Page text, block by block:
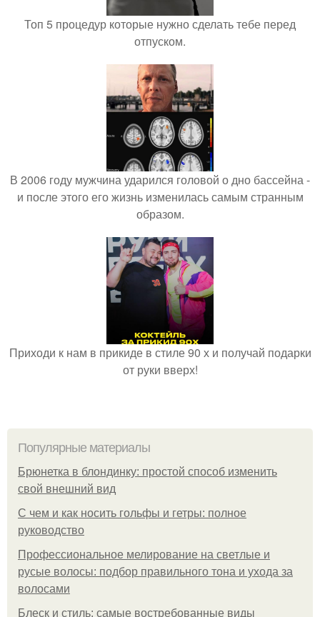
Топ 5 процедур которые нужно сделать тебе перед
отпуском.
В 2006 году мужчина ударился головой о дно бассейна -
и после этого его жизнь изменилась самым странным
образом.
Приходи к нам в прикиде в стиле 90 х и получай подарки
от руки вверх!
Популярные материалы
Брюнетка в блондинку: простой способ изменить
свой внешний вид
С чем и как носить гольфы и гетры: полное
руководство
Профессиональное мелирование на светлые и
русые волосы: подбор правильного тона и ухода за
волосами
Блеск и стиль: самые востребованные виды